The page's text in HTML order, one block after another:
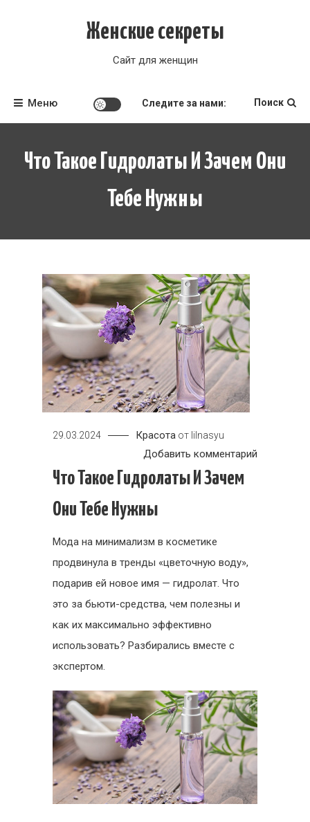
Женские секреты
Сайт для женщин
Меню Следите за нами: Поиск
Что Такое Гидролаты И Зачем Они
Тебе Нужны
29.03.2024 Красота от lilnasyu
Добавить комментарий
Что Такое Гидролаты И Зачем
Они Тебе Нужны
Мода на минимализм в косметике
продвинула в тренды «цветочную воду»,
подарив ей новое имя — гидролат. Что
это за бьюти-средства, чем полезны и
как их максимально эффективно
использовать? Разбирались вместе с
экспертом.